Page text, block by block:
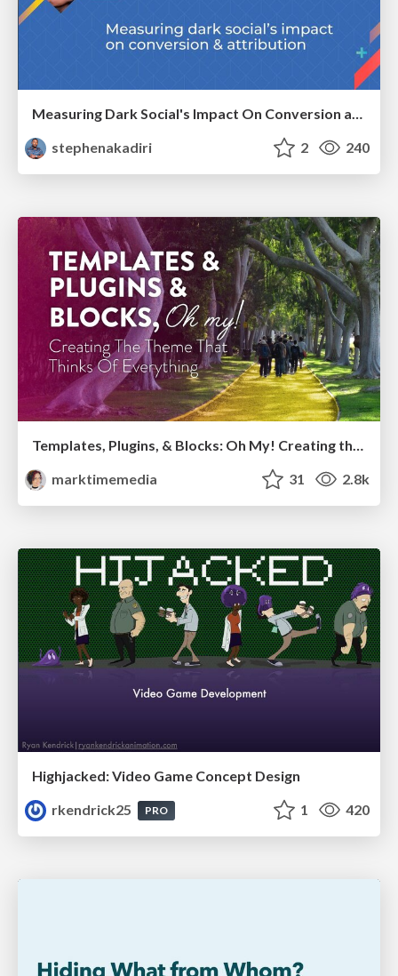
Measuring Dark Social's Impact On Conversion and Attribution
stephenakadiri
2 240
Templates, Plugins, & Blocks: Oh My! Creating the theme that thinks of everything
marktimemedia
31 2.8k
Highjacked: Video Game Concept Design
rkendrick25
PRO 1 420